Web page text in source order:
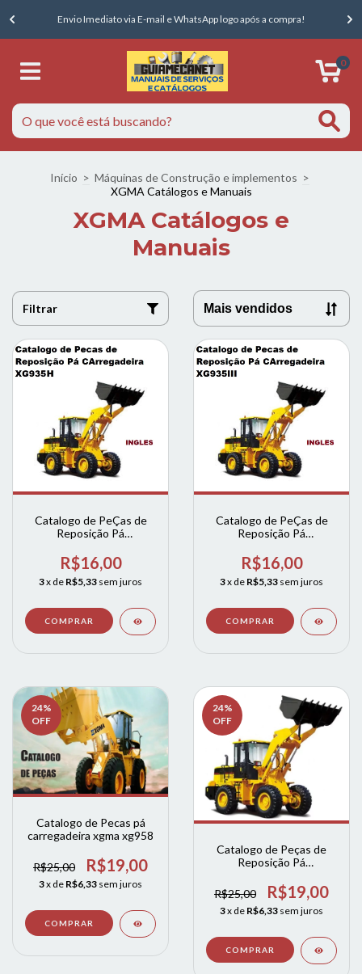
Envio Imediato via E-mail e WhatsApp logo após a compra!
0
Início > Máquinas de Construção e implementos >
XGMA Catálogos e Manuais
XGMA Catálogos e
Manuais
Filtrar
Catalogo de PeÇas de
Reposição Pá
xg935H INGLES
R$16,00
3x de R$5,33 sem juros
Catalogo de PeÇas de
Reposição Pá
R$16,00
3x de R$5,33 sem juros
24%
OFF
Catalogo de Pecas pá
carregadeira xgma xg958
R$25,00 R$19,00
3x de R$6,33 sem juros
24%
OFF
Catalogo de Peças de
Reposição Pá
R$25,00
R$19,00
3x de R$6,33 sem juros